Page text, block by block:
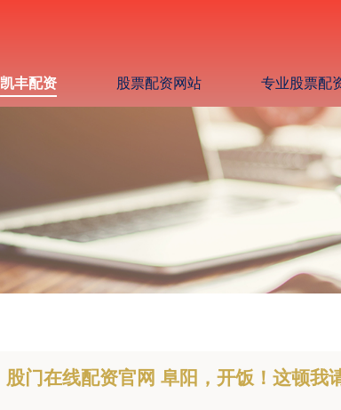
凯丰配资 股票配资网站 专业股票配
股门在线配资官网 阜阳，开饭！这顿我